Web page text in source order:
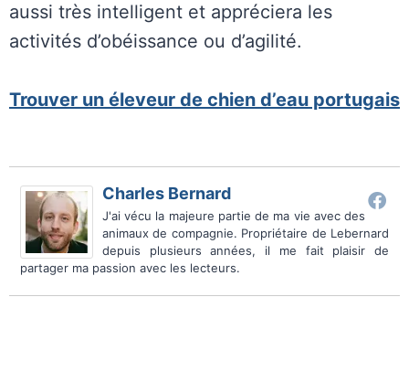
aussi très intelligent et appréciera les
activités d’obéissance ou d’agilité.
Trouver un éleveur de chien d’eau portugais
Charles Bernard
J'ai vécu la majeure partie de ma vie avec des
animaux de compagnie. Propriétaire de Lebernard
depuis plusieurs années, il me fait plaisir de
partager ma passion avec les lecteurs.